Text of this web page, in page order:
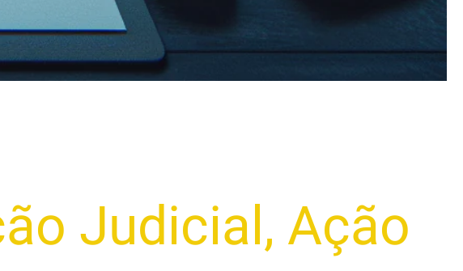
Judicial , Ação